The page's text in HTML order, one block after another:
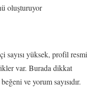
oluşturuyor
sayısı yüksek, profil resmi
var. Burada dikkat
ve yorum sayısıdır.